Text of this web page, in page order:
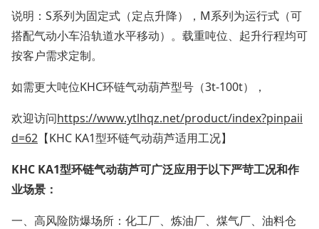
说明：S系列为固定式（定点升降），M系列为运行式（可
搭配气动小车沿轨道水平移动）。载重吨位、起升行程均可
按客户需求定制。
如需更大吨位KHC环链气动葫芦型号（3t-100t），
欢迎访问https://www.ytlhqz.net/product/index?pinpaii
d=62 【KHC KA1型环链气动葫芦适用工况】
KHC KA1型环链气动葫芦可广泛应用于以下严苛工况和作
业场景：
一、高风险防爆场所：化工厂、炼油厂、煤气厂、油料仓